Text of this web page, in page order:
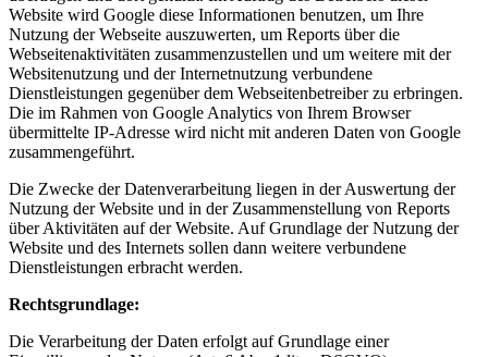
Website wird Google diese Informationen benutzen, um Ihre
Nutzung der Webseite auszuwerten, um Reports über die
Webseitenaktivitäten zusammenzustellen und um weitere mit der
Websitenutzung und der Internetnutzung verbundene
Dienstleistungen gegenüber dem Webseitenbetreiber zu erbringen.
Die im Rahmen von Google Analytics von Ihrem Browser
übermittelte IP-Adresse wird nicht mit anderen Daten von Google
zusammengeführt.
Die Zwecke der Datenverarbeitung liegen in der Auswertung der
Nutzung der Website und in der Zusammenstellung von Reports
über Aktivitäten auf der Website. Auf Grundlage der Nutzung der
Website und des Internets sollen dann weitere verbundene
Dienstleistungen erbracht werden.
Rechtsgrundlage:
Die Verarbeitung der Daten erfolgt auf Grundlage einer